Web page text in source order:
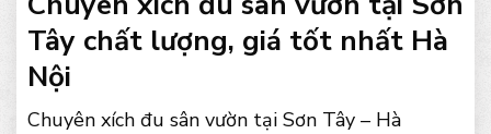
Tây chất lượng, giá tốt nhất Hà
Nội
Chuyên xích đu sân vườn tại Sơn Tây – Hà